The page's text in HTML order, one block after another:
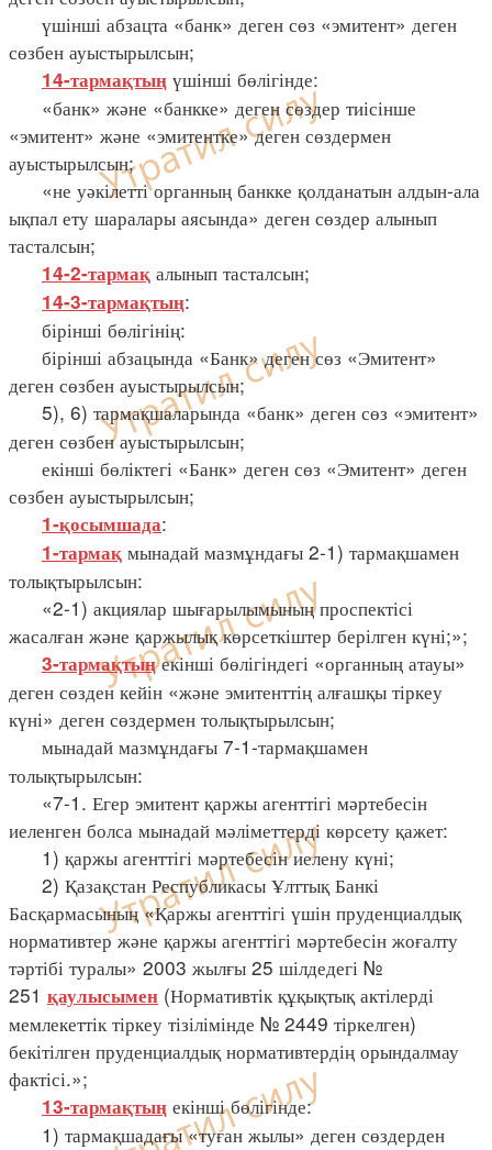
үшінші абзацта «банк» деген сөз «эмитент» деген
сөзбен ауыстырылсын;
14-тармақтың үшінші бөлігінде:
«банк» және «банкке» деген сөздер тиісінше
«эмитент» және «эмитентке» деген сөздермен
ауыстырылсын;
«не уәкілетті органның банкке қолданатын алдын-ала
ықпал ету шаралары аясында» деген сөздер алынып
тасталсын;
14-2-тармақ алынып тасталсын;
14-3-тармақтың:
бірінші бөлігінің:
бірінші абзацында «Банк» деген сөз «Эмитент»
деген сөзбен ауыстырылсын;
5), 6) тармақшаларында «банк» деген сөз «эмитент»
деген сөзбен ауыстырылсын;
екінші бөліктегі «Банк» деген сөз «Эмитент» деген
сөзбен ауыстырылсын;
1-қосымшада:
1-тармақ мынадай мазмұндағы 2-1) тармақшамен
толықтырылсын:
«2-1) акциялар шығарылымының проспектісі
жасалған және қаржылық көрсеткіштер берілген күні;»;
3-тармақтыңекінші бөлігіндегі «органның атауы»
деген сөзден кейін «және эмитенттің алғашқы тіркеу
күні» деген сөздермен толықтырылсын;
мынадай мазмұндағы 7-1-тармақшамен
толықтырылсын:
«7-1. Егер эмитент қаржы агенттігі мәртебесін
иеленген болса мынадай мәліметтерді көрсету қажет:
1) қаржы агенттігі мәртебесін иелену күні;
2) Қазақстан Республикасы Ұлттық Банкі
Басқармасының «Қаржы агенттігі үшін пруденциалдық
нормативтер және қаржы агенттігі мәртебесін жоғалту
тәртібі туралы» 2003 жылғы 25 шілдедегі №
251 қаулысымен (Нормативтік құқықтық актілерді
мемлекеттік тіркеу тізілімінде № 2449 тіркелген)
бекітілген пруденциалдық нормативтердің орындалмау
фактісі.»;
13-тармақтың екінші бөлігінде:
1) тармақшадағы «туған жылы» деген сөздерден